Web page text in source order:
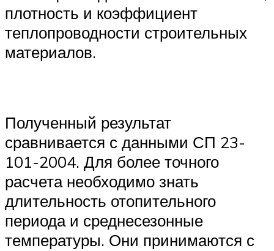
плотность и коэффициент
теплопроводности строительных
материалов.
Полученный результат
сравнивается с данными СП 23-
101-2004. Для более точного
расчета необходимо знать
длительность отопительного
периода и среднесезонные
температуры. Они принимаются с